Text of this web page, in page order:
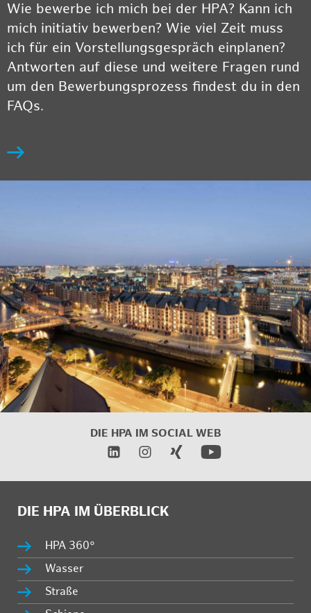
Wie bewerbe ich mich bei der HPA? Kann ich
mich initiativ bewerben? Wie viel Zeit muss
ich für ein Vorstellungsgespräch einplanen?
Antworten auf diese und weitere Fragen rund
um den Bewerbungsprozess findest du in den
FAQs.
DIE HPA IM SOCIAL WEB
DIE HPA IM ÜBERBLICK
HPA 360°
Wasser
Straße